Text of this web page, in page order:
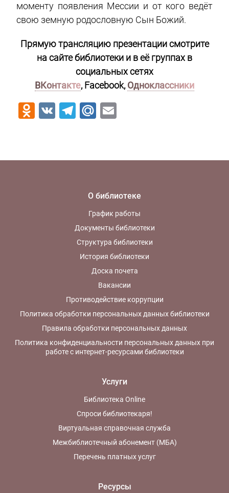
моменту появления Мессии и от кого ведёт
свою земную родословную Сын Божий.
Прямую трансляцию презентации смотрите
на сайте библиотеки и в её группах в
социальных сетях
ВКонтакте, Facebook,Одноклассники
Odnoklassniki
VK Telegram
Mail.Ru
О библиотеке
График работы
Документы библиотеки
Структура библиотеки
История библиотеки
Доска почета
Вакансии
Противодействие коррупции
Политика обработки персональных данных библиотеки
Правила обработки персональных данных
Политика конфиденциальности персональных данных при
работе с интернет-ресурсами библиотеки
Услуги
Библиотека Online
Спроси библиотекаря!
Виртуальная справочная служба
Межбиблиотечный абонемент (МБА)
Перечень платных услуг
Ресурсы